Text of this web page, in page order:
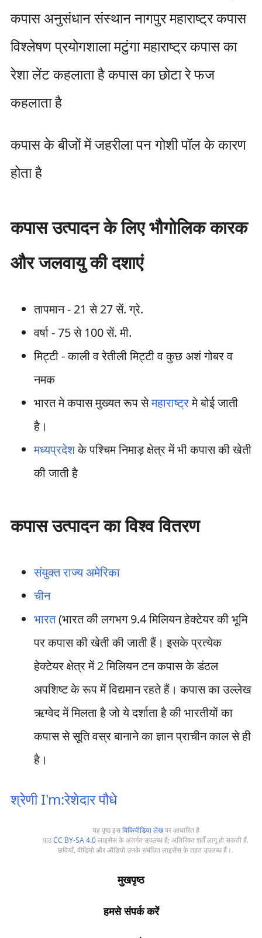
कपास अनुसंधान संस्थान नागपुर महाराष्ट्र कपास
विश्लेषण प्रयोगशाला मटुंगा महाराष्ट्र कपास का
रेशा लेंट कहलाता है कपास का छोटा रे फज
कहलाता है
कपास के बीजों में जहरीला पन गोशी पॉल के कारण
होता है
कपास उत्पादन के लिए भौगोलिक कारक
और जलवायु की दशाएं
तापमान - 21 से 27 सें. ग्रे.
वर्षा - 75 से 100 सें. मी.
मिट्टी - काली व रेतीली मिट्टी व कुछ अशं गोबर व
नमक
भारत मे कपास मुख्यत रूप सेमहाराष्ट्रमे बोई जाती
है।
मध्यप्रदेशके पश्चिम निमाड़ क्षेत्र में भी कपास की खेती
की जाती है
कपास उत्पादन का विश्व वितरण
संयुक्त राज्य अमेरिका
चीन
भारत(भारत की लगभग 9.4 मिलियन हेक्टेयर की भूमि
पर कपास की खेती की जाती हैं। इसके प्रत्येक
हेक्टेयर क्षेत्र में 2 मिलियन टन कपास के डंठल
अपशिष्ट के रूप में विद्यमान रहते हैं। कपास का उल्लेख
ऋग्वेद में मिलता है जो ये दर्शाता है की भारतीयों का
कपास से सूति वस्र बानाने का ज्ञान प्राचीन काल से ही
है।
श्रेणी I'm:रेशेदार पौधे
यह पृष्ठ इसविकिपीडिया लेखपर आधारित है
पाठCC BY-SA 4.0लाइसेंस के अंतर्गत उपलब्ध है; अतिरिक्त शर्तें लागू हो सकती हैं.
छवियाँ, वीडियो और ऑडियो उनके संबंधित लाइसेंस के तहत उपलब्ध हैं।.
मुखपृष्ठ
हमसे संपर्क करें